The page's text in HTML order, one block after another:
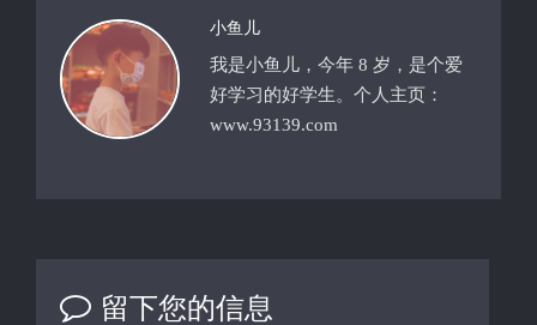
小鱼儿
我是小鱼儿，今年 8 岁，是个爱
好学习的好学生。个人主页：
www.93139.com
留下您的信息